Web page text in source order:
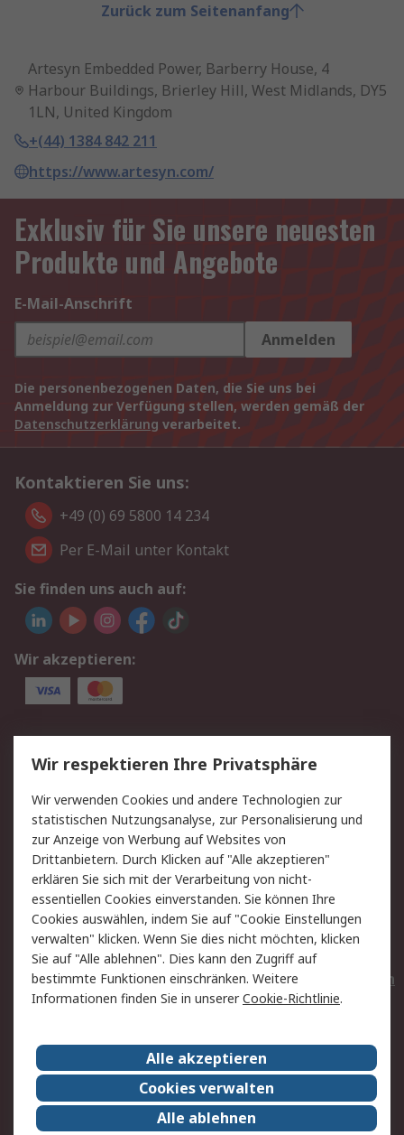
Zurück zum Seitenanfang
Artesyn Embedded Power, Barberry House, 4
Harbour Buildings, Brierley Hill, West Midlands, DY5
1LN, United Kingdom
+(44) 1384 842 211
https://www.artesyn.com/
Exklusiv für Sie unsere neuesten
Produkte und Angebote
E-Mail-Anschrift
Anmelden
Die personenbezogenen Daten, die Sie uns bei
Anmeldung zur Verfügung stellen, werden gemäß der
Datenschutzerklärung verarbeitet.
Kontaktieren Sie uns:
+49 (0) 69 5800 14 234
Per E-Mail unter Kontakt
Sie finden uns auch auf:
Wir akzeptieren:
Service
Value Added Services
Lieferlösungen
Rücksendungen
Kontakt
Hilfe
Privatkunden
Rechtliches
AGB
Datenschutz
Cookie-Richtlinie
Zahlungsbedingungen
Copyright/Impressum
Entsorgung
Elektrogeräte/Batterien
RS weltweit
Karriere bei RS
Nachhaltigkeit
Qualität/Umwelt/ZertifikatePresse-Center
Wir respektieren Ihre Privatsphäre
Wir verwenden Cookies und andere Technologien zur
statistischen Nutzungsanalyse, zur Personalisierung und
zur Anzeige von Werbung auf Websites von
Drittanbietern. Durch Klicken auf "Alle akzeptieren"
erklären Sie sich mit der Verarbeitung von nicht-
essentiellen Cookies einverstanden. Sie können Ihre
Cookies auswählen, indem Sie auf "Cookie Einstellungen
verwalten" klicken. Wenn Sie dies nicht möchten, klicken
Sie auf "Alle ablehnen". Dies kann den Zugriff auf
bestimmte Funktionen einschränken. Weitere
Informationen finden Sie in unsererCookie-Richtlinie.
Alle akzeptieren
Cookies verwalten
Alle ablehnen